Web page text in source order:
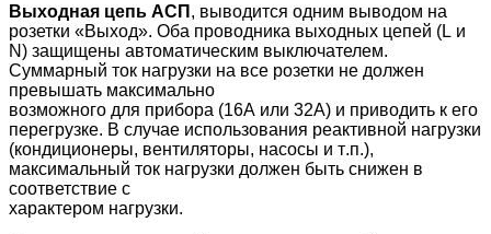
Выходная цепь АСП , выводится одним выводом на
розетки «Выход». Оба проводника выходных цепей (L и
N) защищены автоматическим выключателем.
Суммарный ток нагрузки на все розетки не должен
превышать максимально
возможного для прибора (16А или 32А) и приводить к его
перегрузке. В случае использования реактивной нагрузки
(кондиционеры, вентиляторы, насосы и т.п.),
максимальный ток нагрузки должен быть снижен в
соответствие с
характером нагрузки.